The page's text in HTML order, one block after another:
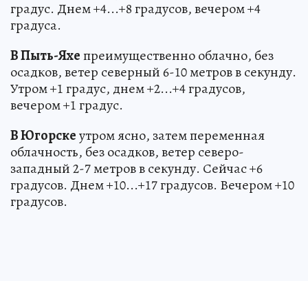
градус. Днем +4...+8 градусов, вечером +4
градуса.
В Пыть-Яхепреимущественно облачно, без
осадков, ветер северный 6-10 метров в секунду.
Утром +1 градус, днем +2...+4 градусов,
вечером +1 градус.
В Югорскеутром ясно, затем переменная
облачность, без осадков, ветер северо-
западный 2-7 метров в секунду. Сейчас +6
градусов. Днем +10...+17 градусов. Вечером +10
градусов.